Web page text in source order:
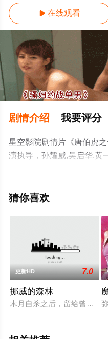
 在线观看
剧情介绍 我要评分
星空影院剧情片《唐伯虎
演执导，孙耀威,吴启华,黄
精彩演绎的中国大陆电影
影视，更多相关信息可移
猜你喜欢
更新HD 7.0
挪威的森林
木月自杀之后，留给曾经青